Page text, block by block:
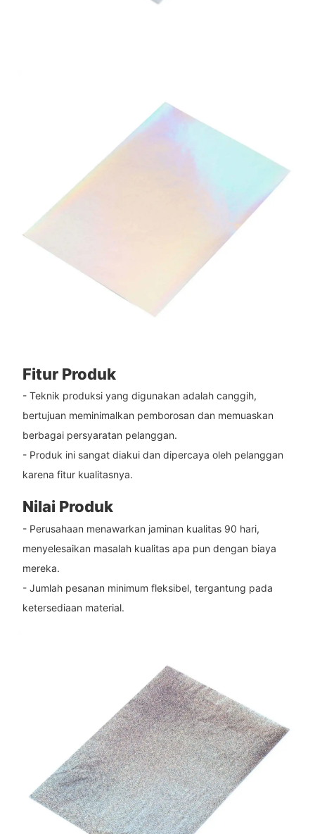
Fitur Produk
- Teknik produksi yang digunakan adalah canggih,
bertujuan meminimalkan pemborosan dan memuaskan
berbagai persyaratan pelanggan.
- Produk ini sangat diakui dan dipercaya oleh pelanggan
karena fitur kualitasnya.
Nilai Produk
- Perusahaan menawarkan jaminan kualitas 90 hari,
menyelesaikan masalah kualitas apa pun dengan biaya
mereka.
- Jumlah pesanan minimum fleksibel, tergantung pada
ketersediaan material.